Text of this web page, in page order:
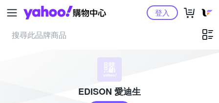
Yahoo購物中心登入
EDISON 愛迪生